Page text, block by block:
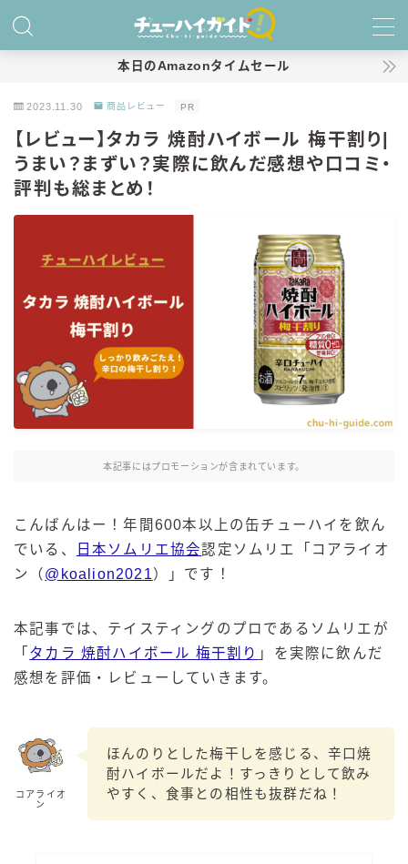
特集！
商品レビュー
キリン
氷結
氷結 無糖
氷結 ストロング
麒麟特製サワー
麒麟 発酵サワー
サントリー
ー196℃ ストロングゼロ
ー196℃ ザ・まるごと
CRAFT－196℃
こだわり酒場
BAR Pomum（バー・ポームム）
角ハイボール
トリスハイボール
本日のAmazonタイムセール
2023.11.30 商品レビュー PR
【レビュー】タカラ 焼酎ハイボール 梅干割り|
うまい？まずい？実際に飲んだ感想や口コミ・
評判も総まとめ！
本記事にはプロモーションが含まれています。
こんばんはー！年間600本以上の缶チューハイを飲ん
でいる、
日本ソムリエ協会認定ソムリエ「コアライオ
ン（ @koalion2021）」です！
本記事では、テイスティングのプロであるソムリエが
「 タカラ 焼酎ハイボール 梅干割り 」を実際に飲んだ
感想を評価・レビューしていきます。
コアライオ
ン
ほんのりとした梅干しを感じる、辛口焼
酎ハイボールだよ！すっきりとして飲み
やすく、食事との相性も抜群だね！